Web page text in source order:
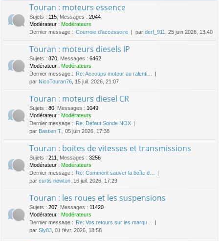
Touran : moteurs essence
Sujets : 115 Messages : 2044
Modérateur : Modérateurs
Dernier message : Courroie d'accessoire par derf_911 , 25 juin 2026, 13:40
Touran : moteurs diesels IP
Sujets : 370 Messages : 6462
Modérateur : Modérateurs
Dernier message : Re: Accoups moteur au ralenti…
par NicoTouran76 , 15 juil. 2026, 21:07
Touran : moteurs diesel CR
Sujets : 80 Messages : 1049
Modérateur : Modérateurs
Dernier message : Re: Defaut Sonde NOX
par Bastien T. , 05 juin 2026, 17:38
Touran : boites de vitesses et transmissions
Sujets : 211 Messages : 3256
Modérateur : Modérateurs
Dernier message : Re: Comment sauver la boîte d…
par curtis newton , 16 juil. 2026, 17:29
Touran : les roues et les suspensions
Sujets : 207 Messages : 11420
Modérateur : Modérateurs
Dernier message : Re: Vos retours sur les marqu…
par Sly83 , 01 févr. 2026, 18:58